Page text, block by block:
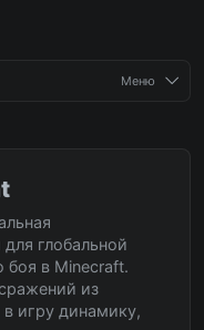
Меню
глобальной
боя в Minecraft.
из
игру динамику,